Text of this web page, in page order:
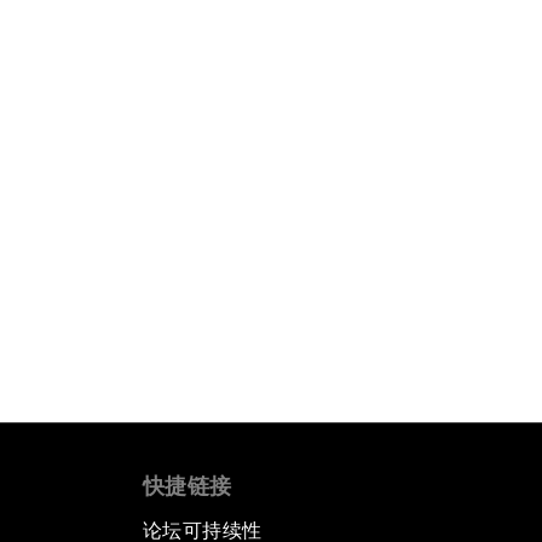
快捷链接
论坛可持续性